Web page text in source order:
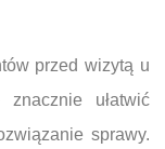
przed wizytą u
ułatwić
sprawy.